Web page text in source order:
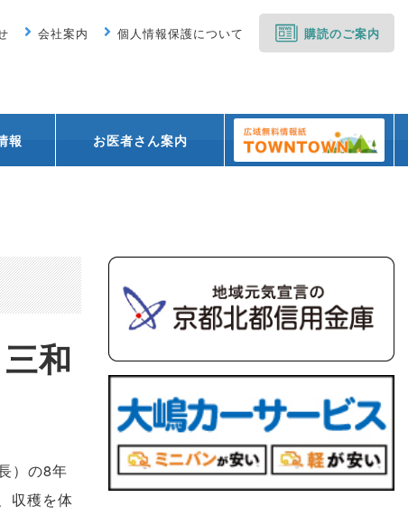
会社案内 個人情報保護について 購読のご案内
報 お医者さん案内
和
）の8年
収穫を体